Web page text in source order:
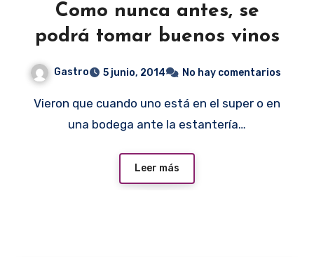
Como nunca antes, se
podrá tomar buenos vinos
Gastro 5 junio, 2014 No hay comentarios
Vieron que cuando uno está en el super o en
una bodega ante la estantería…
Leer más